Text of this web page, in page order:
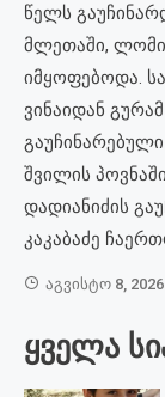
წელს
მლეთაში,
იმყოფებოდა.
ვინაიდან
შვილის
დადიანიძის
კაკაბაძე
Აგვისტო 8, 2026
ყველა